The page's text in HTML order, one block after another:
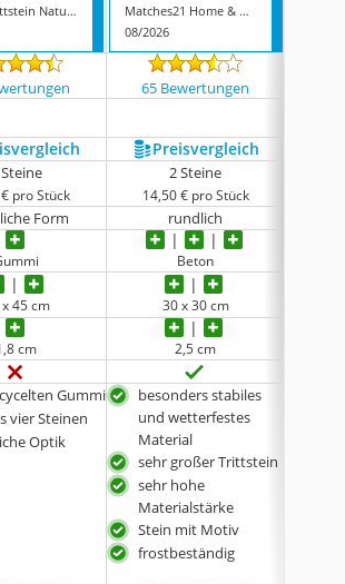
Bepco Trittstein Naturstein
Matches21 Home & Hobby Trittsteine Baumscheiben
08/2026
65 Bewertungen
Preis­vergleich
pro Stück
2 Steine
14,50 € pro Stück
Form rundlich
Beton
x 45 cm 30 x 30 cm
cm 2,5 cm
Gummi
vier Steinen
Optik
besonders stabiles
und wetterfestes
Material
sehr großer Trittstein
sehr hohe
Materialstärke
Stein mit Motiv
frostbeständig